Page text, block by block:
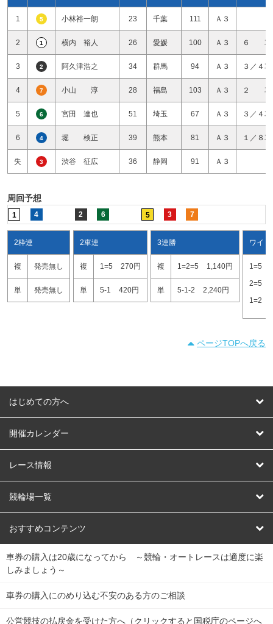
1 5 小林裕一朗 23 千葉 111 Ａ３
2 1 横内 裕人 26 愛媛 100 Ａ３ ６ 車
3 2 阿久津浩之 34 群馬 94 Ａ３ ３／４
4 7 小山 淳 28 福島 103 Ａ３ ２ 車
5 6 宮田 達也 51 埼玉 67 Ａ３ ３／４
6 4 堀 検正 39 熊本 81 Ａ３ １／８
失 3 渋谷 征広 36 静岡 91 Ａ３
周回予想
1 4 2 6 5 3 7
2枠連
複 発売無し
単 発売無し
2車連
複 1=5 270円
単 5-1 420円
3連勝
複 1=2=5 1,140円
単 5-1-2 2,240円
ワイド
1=5
2=5
1=2
ページTOPへ戻る
はじめての方へ
はじめての方へ
開催カレンダー
競輪
オートレース
競輪くじ
Dokanto!
チャリロトプラザ
レース情報
レース予想
レース結果
キャリーオーバー一覧
競輪場一覧
北日本 函館競輪場
関
東
弥彦競輪場 前橋競輪場 取手競輪場 宇都宮競輪場
おすすめコンテンツ
競輪選手情報
Perfecta Navi
車券の購入は20歳になってから ～競輪・オートレースは適度に楽
しみましょう～
車券の購入にのめり込む不安のある方のご相談
公営競技の払戻金を受けた方へ（クリックすると国税庁のページへ